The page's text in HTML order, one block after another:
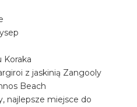
Koraka
z jaskinią Zangooly
Beach
najlepsze miejsce do